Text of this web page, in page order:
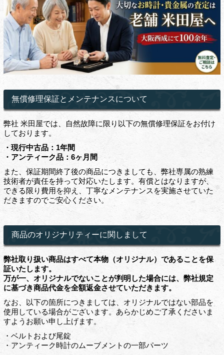
無償修理保証とメンテナンスについて
弊社 米田屋では、自然故障に限り以下の無償修理保証をお付け
しております。
・現行中古品：1年間
・アンティーク品：6ヶ月間
また、保証期間終了後の商品につきましても、弊社専属の熟練
技術者が責任を持って対応いたします。有償とはなりますが、
できる限り費用を抑え、丁寧なメンテナンスを実施させていた
だきますのでご安心ください。
商品のオリジナリティーに関しまして
弊社取り扱い商品はすべて本物（オリジナル）であることを保
証いたします。
万が一、オリジナルでないことが判明した場合には、弊社規定
に基づき商品代金を全額返金させていただきます。
なお、以下の箇所につきましては、オリジナルではない部品を
使用している場合がございます。あらかじめご了承くださいま
すようお願い申し上げます。
・ベルトおよび尾錠
・アンティーク時計のムーブメントの一部パーツ